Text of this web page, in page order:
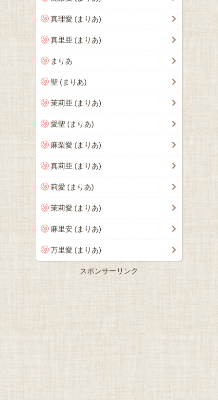
真理愛 (まりあ)
真里亜 (まりあ)
まりあ
聖 (まりあ)
茉莉亜 (まりあ)
愛聖 (まりあ)
麻梨愛 (まりあ)
真莉亜 (まりあ)
莉愛 (まりあ)
茉莉愛 (まりあ)
麻里安 (まりあ)
万里愛 (まりあ)
スポンサーリンク